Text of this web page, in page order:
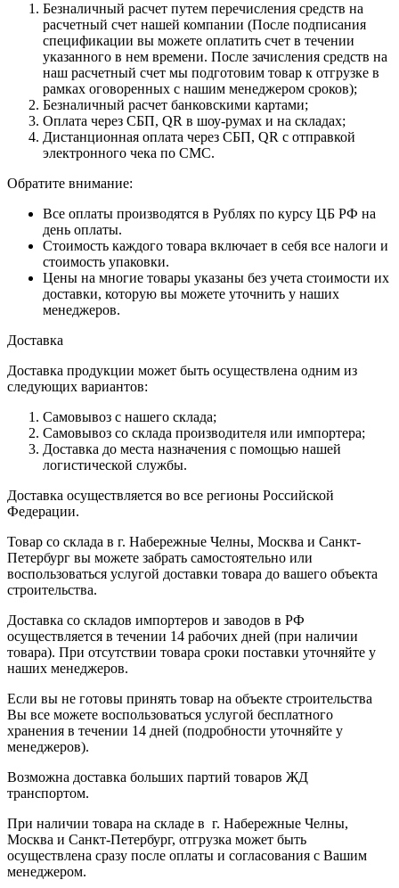
Безналичный расчет путем перечисления средств на
расчетный счет нашей компании (После подписания
спецификации вы можете оплатить счет в течении
указанного в нем времени. После зачисления средств на
наш расчетный счет мы подготовим товар к отгрузке в
рамках оговоренных с нашим менеджером сроков);
Безналичный расчет банковскими картами;
Оплата через СБП, QR в шоу-румах и на складах;
Дистанционная оплата через СБП, QR с отправкой
электронного чека по СМС.
Обратите внимание:
Все оплаты производятся в Рублях по курсу ЦБ РФ на
день оплаты.
Стоимость каждого товара включает в себя все налоги и
стоимость упаковки.
Цены на многие товары указаны без учета стоимости их
доставки, которую вы можете уточнить у наших
менеджеров.
Доставка
Доставка продукции может быть осуществлена одним из
следующих вариантов:
Самовывоз с нашего склада;
Самовывоз со склада производителя или импортера;
Доставка до места назначения с помощью нашей
логистической службы.
Доставка осуществляется во все регионы Российской
Федерации.
Товар со склада в г. Набережные Челны, Москва и Санкт-
Петербург вы можете забрать самостоятельно или
воспользоваться услугой доставки товара до вашего объекта
строительства.
Доставка со складов импортеров и заводов в РФ
осуществляется в течении 14 рабочих дней (при наличии
товара). При отсутствии товара сроки поставки уточняйте у
наших менеджеров.
Если вы не готовы принять товар на объекте строительства
Вы все можете воспользоваться услугой бесплатного
хранения в течении 14 дней (подробности уточняйте у
менеджеров).
Возможна доставка больших партий товаров ЖД
транспортом.
При наличии товара на складе в г. Набережные Челны,
Москва и Санкт-Петербург, отгрузка может быть
осуществлена сразу после оплаты и согласования с Вашим
менеджером.